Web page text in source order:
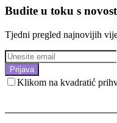
Budite u toku s
Tjedni pregled najnovijih
Prijava
Klikom na kvadratić